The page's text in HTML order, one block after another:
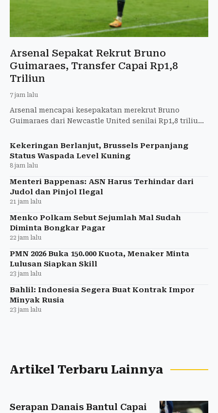
Arsenal Sepakat Rekrut Bruno
Guimaraes, Transfer Capai Rp1,8
Triliun
7 jam lalu
Arsenal mencapai kesepakatan merekrut Bruno
Guimaraes dari Newcastle United senilai Rp1,8 triliun,
Kekeringan Berlanjut, Brussels Perpanjang
Status Waspada Level Kuning
8 jam lalu
Menteri Bappenas: ASN Harus Terhindar dari
Judol dan Pinjol Ilegal
21 jam lalu
Menko Polkam Sebut Sejumlah Mal Sudah
Diminta Bongkar Pagar
22 jam lalu
PMN 2026 Buka 150.000 Kuota, Menaker Minta
Lulusan Siapkan Skill
23 jam lalu
Bahlil: Indonesia Segera Buat Kontrak Impor
Minyak Rusia
23 jam lalu
Artikel Terbaru Lainnya
Serapan Danais Bantul Capai